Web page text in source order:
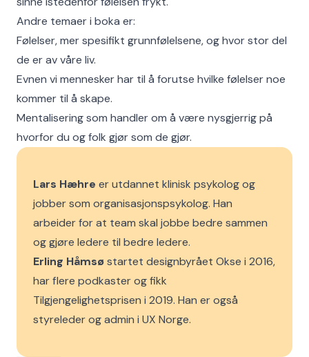
Andre temaer i boka er:
Følelser, mer spesifikt grunnfølelsene, og hvor stor del
de er av våre liv.
Evnen vi mennesker har til å forutse hvilke følelser noe
kommer til å skape.
Mentalisering som handler om å være nysgjerrig på
hvorfor du og folk gjør som de gjør.
Lars Hæhre er utdannet klinisk psykolog og
jobber som organisasjonspsykolog. Han
arbeider for at team skal jobbe bedre sammen
og gjøre ledere til bedre ledere.
Erling Håmsøstartet designbyrået Okse i 2016,
har flere podkaster og fikk
Tilgjengelighetsprisen i 2019. Han er også
styreleder og admin i UX Norge.